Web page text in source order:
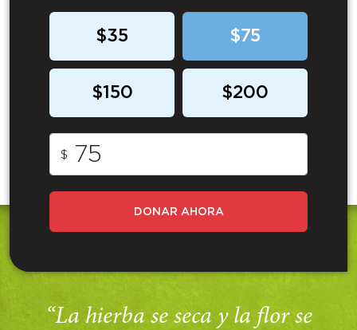
$35 $75
$150 $200
$
DONAR AHORA
“La hierba se seca y la flor se